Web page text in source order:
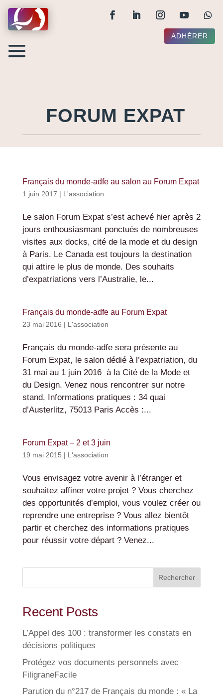
ADHÉRER
FORUM EXPAT
Français du monde-adfe au salon au Forum Expat
1 juin 2017 | L'association
Le salon Forum Expat s’est achevé hier après 2
jours enthousiasmant ponctués de nombreuses
visites aux docks, cité de la mode et du design
à Paris. Le Canada est toujours la destination
qui attire le plus de monde. Des souhaits
d’expatriations vers l’Australie, le...
Français du monde-adfe au Forum Expat
23 mai 2016 | L'association
Français du monde-adfe sera présente au
Forum Expat, le salon dédié à l’expatriation, du
31 mai au 1 juin 2016 à la Cité de la Mode et
du Design. Venez nous rencontrer sur notre
stand. Informations pratiques : 34 quai
d’Austerlitz, 75013 Paris Accès :...
Forum Expat – 2 et 3 juin
19 mai 2015 | L'association
Vous envisagez votre avenir à l’étranger et
souhaitez affiner votre projet ? Vous cherchez
des opportunités d’emploi, vous voulez créer ou
reprendre une entreprise ? Vous allez bientôt
partir et cherchez des informations pratiques
pour réussir votre départ ? Venez...
Rechercher
Recent Posts
L’Appel des 100 : transformer les constats en
décisions politiques
Protégez vos documents personnels avec
FiligraneFacile
Parution du n°217 de Français du monde : « La